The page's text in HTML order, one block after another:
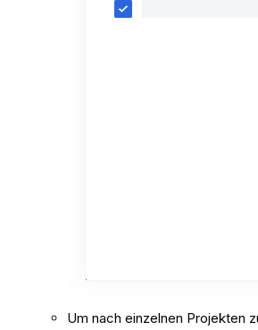
Um nach einzelnen Projekten